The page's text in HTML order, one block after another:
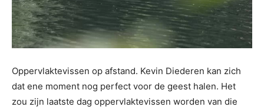
Oppervlaktevissen op afstand. Kevin Diederen kan zich
dat ene moment nog perfect voor de geest halen. Het
zou zijn laatste dag oppervlaktevissen worden van die